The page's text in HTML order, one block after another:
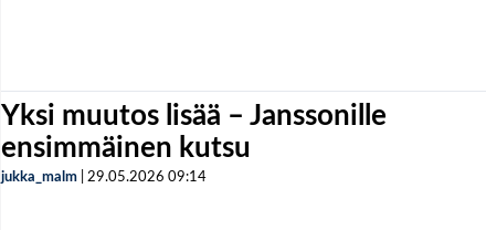
Yksi muutos lisää – Janssonille
ensimmäinen kutsu
jukka_malm 29.05.2026 09:14